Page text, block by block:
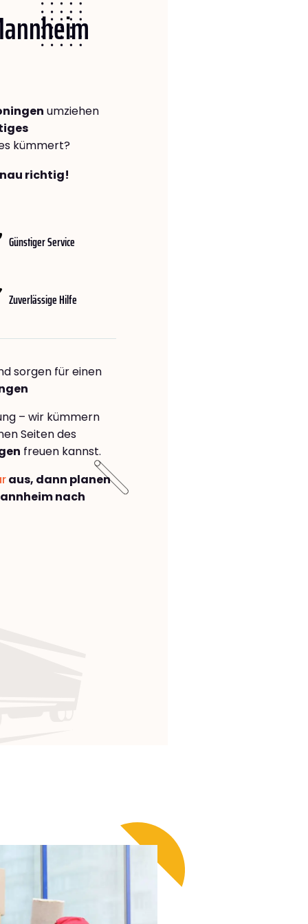
umziehen
kümmert?
richtig!
Günstiger Service
Zuverlässige Hilfe
sorgen für einen
– wir kümmern
Seiten des
freuen kannst.
aus, dann planen
nach